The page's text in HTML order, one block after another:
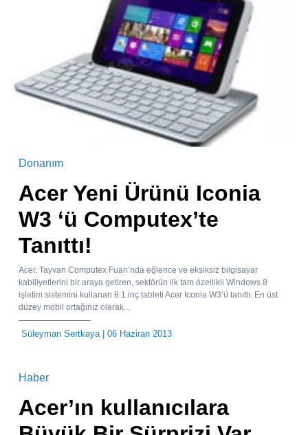
Donanım
Acer Yeni Ürünü Iconia
W3 ‘ü Computex’te
Tanıttı!
Acer, Tayvan Computex Fuarı’nda eğlence ve eksiksiz bilgisayar
kabiliyetlerini bir araya getiren, sektörün ilk tam özellikli Windows 8
işletim sistemini kullanan 8.1 inç tableti Acer Iconia W3’ü tanıttı. En üst
düzey mobil ortağınız olarak...
Süleyman Sertkaya | 06 Haziran 2013
Haber
Acer’ın kullanıcılara